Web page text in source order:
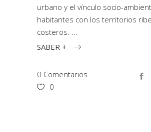
urbano y el vínculo socio-
habitantes con los territorios
costeros.
SABER +
0 Comentarios
0